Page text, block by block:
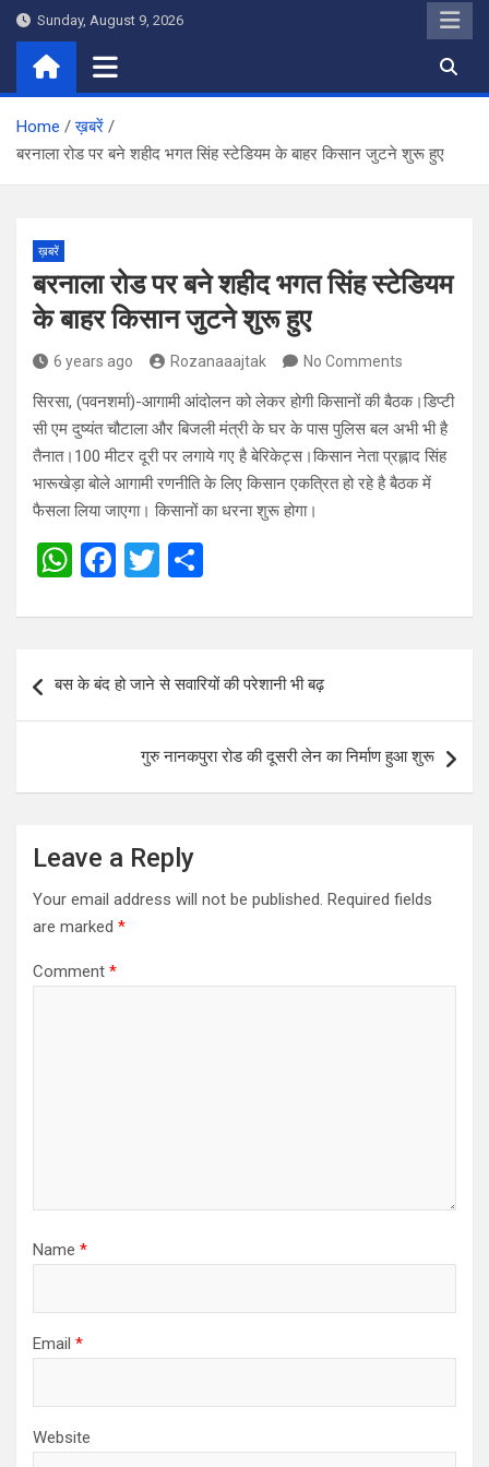
Skip
content
Sunday, August 9, 2026
Home
ख़बरें
बरनाला रोड पर बने शहीद भगत सिंह स्टेडियम के बाहर किसान जुटने शुरू हुए
ख़बरें
बरनाला रोड पर बने शहीद भगत सिंह स्टेडियम
के बाहर किसान जुटने शुरू हुए
6 years ago Rozanaaajtak No Comments
सिरसा, (पवनशर्मा)-आगामी आंदोलन को लेकर होगी किसानों की बैठक।डिप्टी
सी एम दुष्यंत चौटाला और बिजली मंत्री के घर के पास पुलिस बल अभी भी है
तैनात।100 मीटर दूरी पर लगाये गए है बेरिकेट्स।किसान नेता प्रह्लाद सिंह
भारूखेड़ा बोले आगामी रणनीति के लिए किसान एकत्रित हो रहे है बैठक में
फैसला लिया जाएगा। किसानों का धरना शुरू होगा।
W
at
s
A
p
F
ce
b
o
o
T
tt
er
ar
e
navigation
बस के बंद हो जाने से सवारियों की परेशानी भी बढ़
गुरु नानकपुरा रोड की दूसरी लेन का निर्माण हुआ शुरू
Leave a Reply
Your email address will not be published. Required fields
are marked *
Comment *
Name *
Email *
Website